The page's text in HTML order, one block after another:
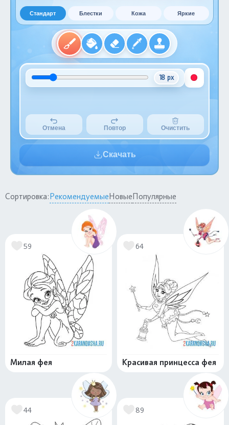
Стандарт Блестки Кожа Яркие
18 px
Отмена Повтор Очистить
Скачать
Сортировка:РекомендуемыеНовыеПопулярные
59
Милая фея
64
Красивая принцесса фея
44 89